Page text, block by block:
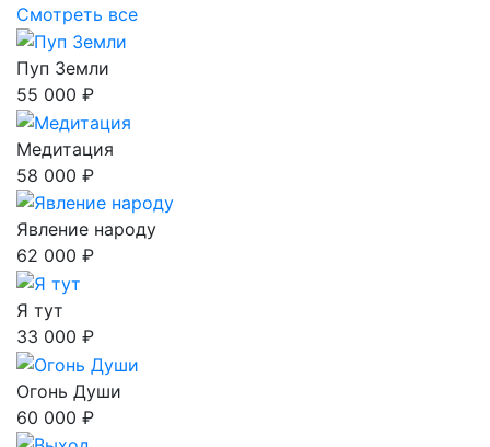
Смотреть все
Пуп Земли
55 000 ₽
Медитация
58 000 ₽
Явление народу
62 000 ₽
Я тут
33 000 ₽
Огонь Души
60 000 ₽